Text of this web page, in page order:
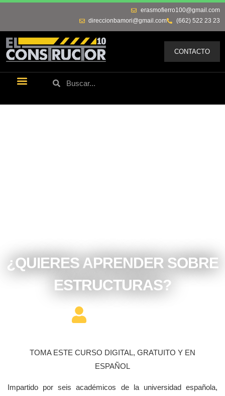
(662) 522 23 23
direccionbamori@gmail.com
erasmofierro100@gmail.com
CONTACTO
¿QUIERES APRENDER SOBRE
ESTRUCTURAS?
TOMA ESTE CURSO DIGITAL, GRATUITO Y EN
ESPAÑOL
Impartido por seis académicos de la universidad española,